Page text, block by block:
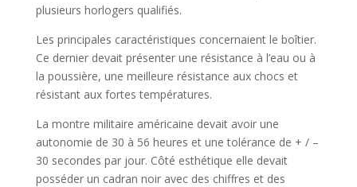
plusieurs horlogers qualifiés.
Les principales caractéristiques concernaient le boîtier.
Ce dernier devait présenter une résistance à l’eau ou à
la poussière, une meilleure résistance aux chocs et
résistant aux fortes températures.
La montre militaire américaine devait avoir une
autonomie de 30 à 56 heures et une tolérance de + / –
30 secondes par jour. Côté esthétique elle devait
posséder un cadran noir avec des chiffres et des